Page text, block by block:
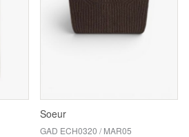
Soeur
GAD ECH0320 / MAR05